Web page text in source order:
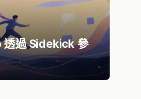
透過 Sidekick 參